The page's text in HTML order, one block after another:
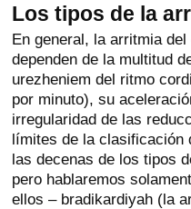
Los tipos de la
En general, la arritmia
dependen de la multitud
urezheniem del ritmo
por minuto), su
irregularidad de las
límites de la clasificación
las decenas de los tipos
pero hablaremos
ellos – bradikardiyah (la